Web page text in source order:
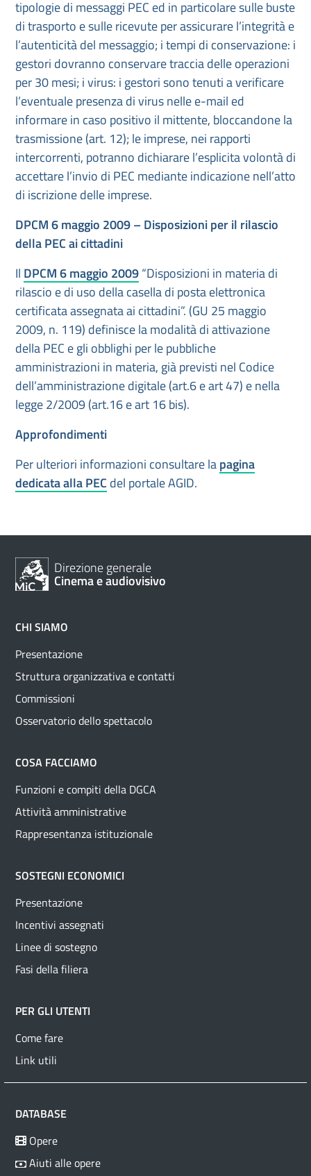
tipologie di messaggi PEC ed in particolare sulle buste
di trasporto e sulle ricevute per assicurare l’integrità e
l’autenticità del messaggio; i tempi di conservazione: i
gestori dovranno conservare traccia delle operazioni
per 30 mesi; i virus: i gestori sono tenuti a verificare
l’eventuale presenza di virus nelle e-mail ed
informare in caso positivo il mittente, bloccandone la
trasmissione (art. 12); le imprese, nei rapporti
intercorrenti, potranno dichiarare l’esplicita volontà di
accettare l’invio di PEC mediante indicazione nell’atto
di iscrizione delle imprese.
DPCM 6 maggio 2009 – Disposizioni per il rilascio
della PEC ai cittadini
Il DPCM 6 maggio 2009“Disposizioni in materia di
rilascio e di uso della casella di posta elettronica
certificata assegnata ai cittadini”. (GU 25 maggio
2009, n. 119) definisce la modalità di attivazione
della PEC e gli obblighi per le pubbliche
amministrazioni in materia, già previsti nel Codice
dell’amministrazione digitale (art.6 e art 47) e nella
legge 2/2009 (art.16 e art 16 bis).
Approfondimenti
Per ulteriori informazioni consultare lapagina
dedicata alla PEC del portale AGID.
Direzione generale
Cinema e audiovisivo
CHI SIAMO
Presentazione
Struttura organizzativa e contatti
Commissioni
Osservatorio dello spettacolo
COSA FACCIAMO
Funzioni e compiti della DGCA
Attività amministrative
Rappresentanza istituzionale
SOSTEGNI ECONOMICI
Presentazione
Incentivi assegnati
Linee di sostegno
Fasi della filiera
PER GLI UTENTI
Come fare
Link utili
DATABASE
Opere
Aiuti alle opere